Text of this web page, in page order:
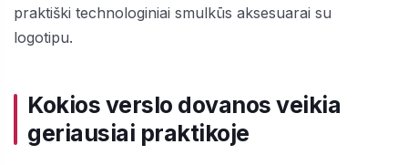
praktiški technologiniai smulkūs aksesuarai su
logotipu.
Kokios verslo dovanos veikia
geriausiai praktikoje